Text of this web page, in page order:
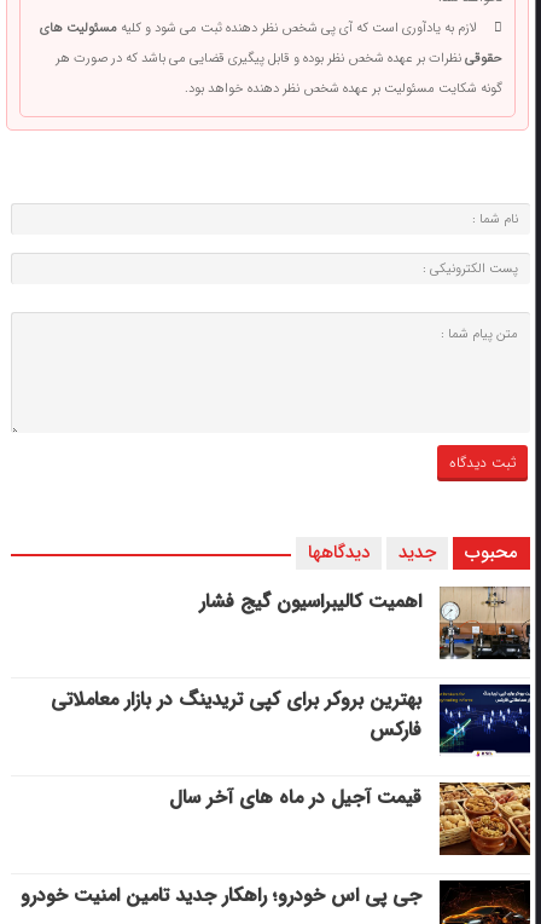
لازم به یادآوری است که آی پی شخص نظر دهنده ثبت می شود و کلیهمسئولیت های
حقوقینظرات بر عهده شخص نظر بوده و قابل پیگیری قضایی می باشد که در صورت هر
گونه شکایت مسئولیت بر عهده شخص نظر دهنده خواهد بود.
محبوب جدید دیدگاهها
اهمیت کالیبراسیون گیج فشار
بهترین بروکر برای کپی‌ تریدینگ در بازار معاملاتی
فارکس
قیمت آجیل در ماه های آخر سال
جی پی اس خودرو؛ راهکار جدید تامین امنیت خودرو